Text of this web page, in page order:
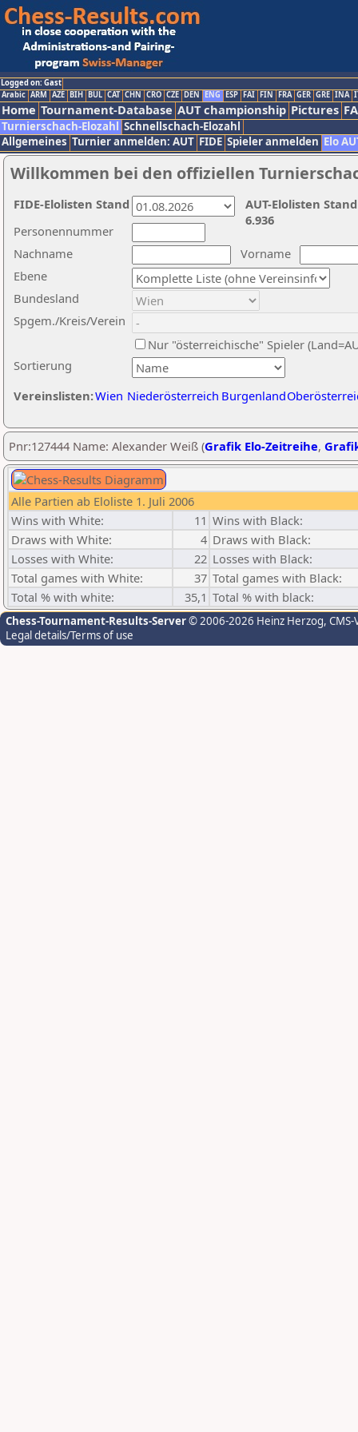
Logged on: Gast
Arabic ARM AZE BIH BUL CAT CHN CRO CZE DEN ENG ESP FAI FIN FRA GER GRE INA
Home Tournament-Database AUT championship Pictures
Turnierschach-Elozahl Schnellschach-Elozahl
Allgemeines Turnier anmelden: AUT FIDE Spieler anmelden Elo
Willkommen bei den offiziellen
Nachname
Vorname
Ebene
Sortierung
Personennummer
Bundesland
Spgem./Kreis/Verein
Nur "österreichische" Spieler
Vereinslisten:Wien Niederösterreich Burgenland
AUT-Elolisten
6.936
FIDE-Elolisten Stand
Pnr:127444 Name: Alexander Weiß (Grafik Elo-Zeitreihe,
Alle Partien ab Eloliste 1. Juli 2006
Wins with White:
11 Wins with Black:
Draws with White:
4 Draws with Black:
Losses with White:
22 Losses with Black:
Total games with White:
37 Total games with Black:
Total % with white:
35,1 Total % with black:
Chess-Tournament-Results-Server© 2006-2026 Heinz Herzog,
Legal details/Terms of use